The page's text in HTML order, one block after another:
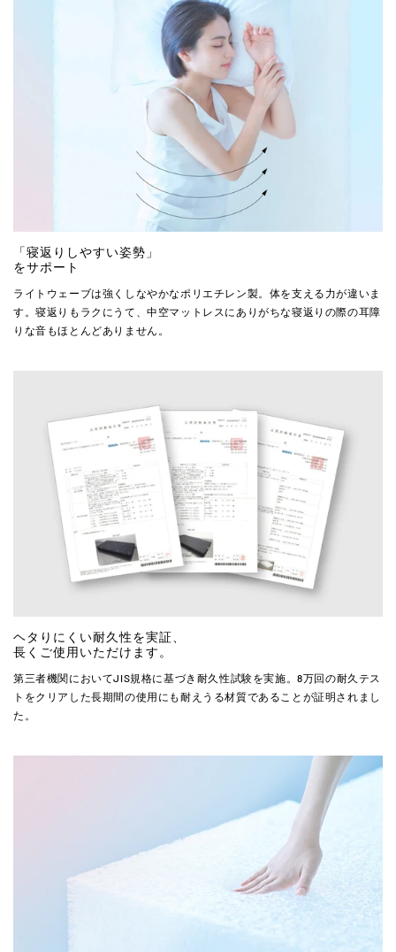
「寝返りしやすい姿勢」
をサポート
ライトウェーブは強くしなやかなポリエチレン製。体を支える力が違いま
す。寝返りもラクにうて、中空マットレスにありがちな寝返りの際の耳障
りな音もほとんどありません。
ヘタりにくい耐久性を実証、
長くご使用いただけます。
第三者機関においてJIS規格に基づき耐久性試験を実施。8万回の耐久テス
トをクリアした長期間の使用にも耐えうる材質であることが証明されまし
た。